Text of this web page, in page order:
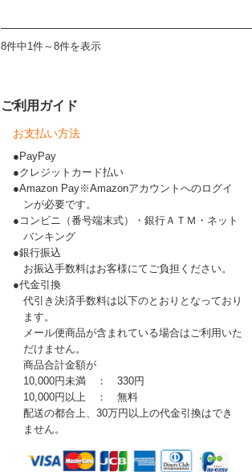
8件中1件～8件を表示
ご利用ガイド
お支払い方法
●PayPay
●クレジットカード払い
●Amazon Pay※Amazonアカウントへのログイ
ンが必要です。
●コンビニ（番号端末式）・銀行ＡＴＭ・ネット
バンキング
●銀行振込
お振込手数料はお客様にてご負担ください。
●代金引換
代引き決済手数料は以下のとおりとなっており
ます。
メール便商品が含まれている場合はご利用いた
だけません。
商品合計金額が
10,000円未満 ： 330円
10,000円以上 ： 無料
配送の都合上、30万円以上の代金引換はでき
ません。